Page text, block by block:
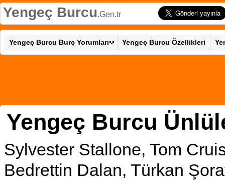
Yengeç Burcu.Gen.tr
Yengeç Burcu Burç Yorumları Yengeç Burcu Özellikleri
Yengeç Burcu
Sylvester Stallone, Tom
Bedrettin Dalan, Türkan